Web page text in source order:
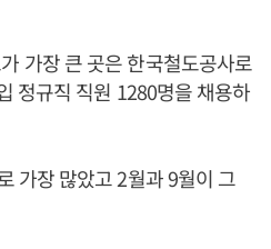
가장 큰 곳은 한국철도공사로
정규직 직원 1280명을 채용하
가장 많았고 2월과 9월이 그